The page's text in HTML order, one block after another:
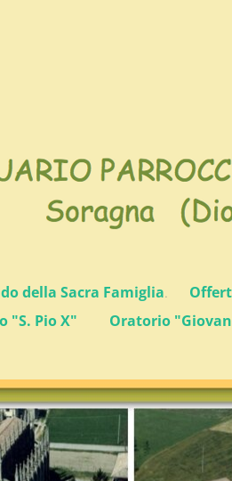
della Sacra Famiglia.
"S. Pio X"
Oratorio